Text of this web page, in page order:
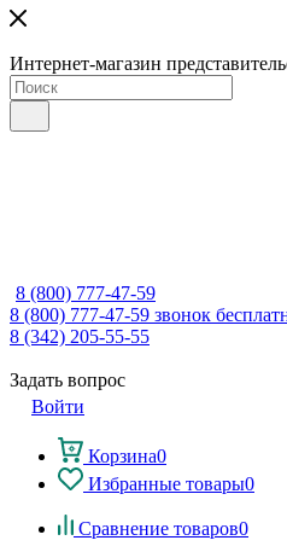
Интернет-магазин
8 (800) 777-47-59
8 (800) 777-47-59 звонок
8 (342) 205-55-55
Задать вопрос
Войти
Корзина0
Избранные товары0
Сравнение товаров0